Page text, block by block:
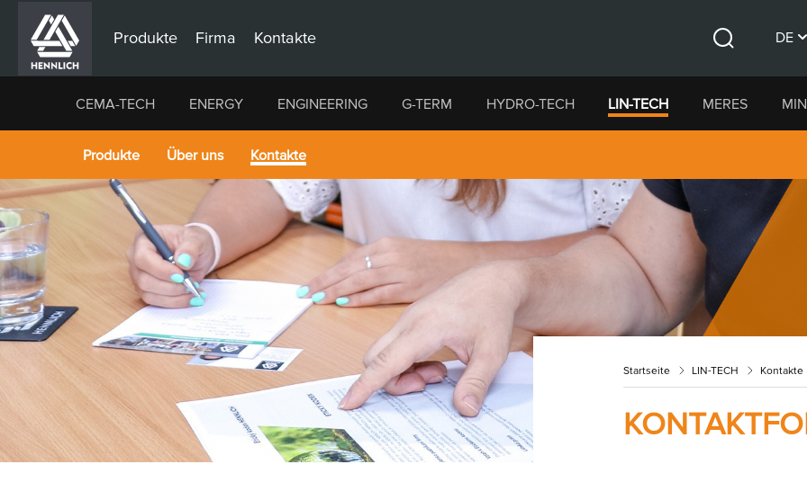
Produkte Firma Kontakte DE
CS
CEMA-TECH ENERGY ENGINEERING G-TERM HYDRO-TECH LIN-TECH MERES
Produkte Über uns Kontakte
Startseite LIN-TECH Kontakte